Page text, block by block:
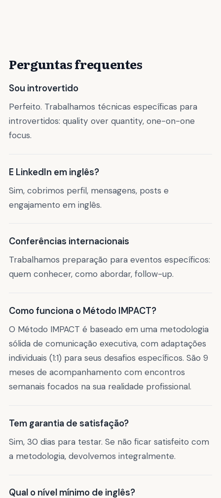
Perguntas frequentes
Sou introvertido
Perfeito. Trabalhamos técnicas específicas para
introvertidos: quality over quantity, one-on-one
focus.
E LinkedIn em inglês?
Sim, cobrimos perfil, mensagens, posts e
engajamento em inglês.
Conferências internacionais
Trabalhamos preparação para eventos específicos:
quem conhecer, como abordar, follow-up.
Como funciona o Método IMPACT?
O Método IMPACT é baseado em uma metodologia
sólida de comunicação executiva, com adaptações
individuais (1:1) para seus desafios específicos. São 9
meses de acompanhamento com encontros
semanais focados na sua realidade profissional.
Tem garantia de satisfação?
Sim, 30 dias para testar. Se não ficar satisfeito com
a metodologia, devolvemos integralmente.
Qual o nível mínimo de inglês?